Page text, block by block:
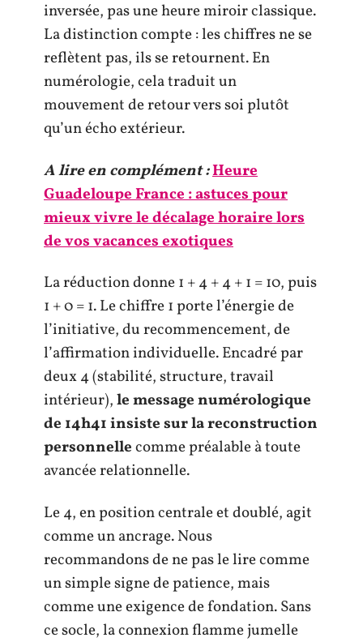
inversée, pas une heure miroir classique.
La distinction compte : les chiffres ne se
reflètent pas, ils se retournent. En
numérologie, cela traduit un
mouvement de retour vers soi plutôt
qu’un écho extérieur.
A lire en complément :Heure
Guadeloupe France : astuces pour
mieux vivre le décalage horaire lors
de vos vacances exotiques
La réduction donne 1 + 4 + 4 + 1 = 10, puis
1 + 0 = 1. Le chiffre 1 porte l’énergie de
l’initiative, du recommencement, de
l’affirmation individuelle. Encadré par
deux 4 (stabilité, structure, travail
intérieur),le message numérologique
de 14h41 insiste sur la reconstruction
personnellecomme préalable à toute
avancée relationnelle.
Le 4, en position centrale et doublé, agit
comme un ancrage. Nous
recommandons de ne pas le lire comme
un simple signe de patience, mais
comme une exigence de fondation. Sans
ce socle, la connexion flamme jumelle